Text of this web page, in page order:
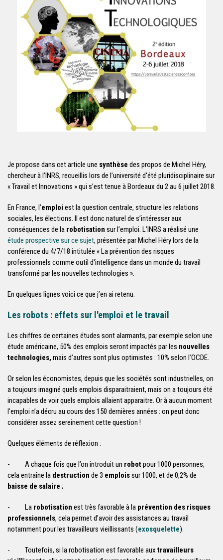
Je propose dans cet article une synthèse des propos de Michel Héry,
chercheur à l’INRS, recueillis lors de l’université d'été pluridisciplinaire sur
« Travail et Innovations » qui s’est tenue à Bordeaux du 2 au 6 juillet 2018.
En France, l’emploi est la question centrale, structure les relations
sociales, les élections. Il est donc naturel de s’intéresser aux
conséquences de la robotisation sur l’emploi. L’INRS a réalisé une
étude prospective sur ce sujet, présentée par Michel Héry lors de la
conférence du 4/7/18 intitulée « La prévention des risques
professionnels comme outil d'intelligence dans un monde du travail
transformé par les nouvelles technologies ».
En quelques lignes voici ce que j’en ai retenu.
Les robots : effets sur l'emploi et le travail
Les chiffres de certaines études sont alarmants, par exemple selon une
étude américaine, 50% des emplois seront impactés par les nouvelles
technologies, mais d’autres sont plus optimistes : 10% selon l’OCDE.
Or selon les économistes, depuis que les sociétés sont industrielles, on
a toujours imaginé quels emplois disparaitraient, mais on a toujours été
incapables de voir quels emplois allaient apparaitre. Or à aucun moment
l’emploi n’a décru au cours des 150 dernières années : on peut donc
considérer assez sereinement cette question !
Quelques éléments de réflexion :
- A chaque fois que l’on introduit un robotpour 1000 personnes,
cela entraîne la destruction de 3 emploissur 1000, et de 0,2% de
baisse de salaire ;
- La robotisation est très favorable à la prévention des risques
professionnels, cela permet d’avoir des assistances au travail
notamment pour les travailleurs vieillissants (exosquelette).
- Toutefois, si la robotisation est favorable aux travailleurs